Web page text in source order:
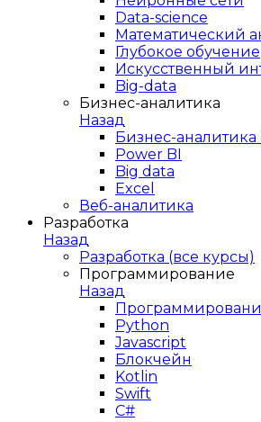
Data-science
Математический
Глубокое обучение
Искусственный
Big-data
Бизнес-аналитика
Назад
Бизнес-аналитика
Power BI
Big data
Excel
Веб-аналитика
Разработка
Назад
Разработка (все курсы)
Программирование
Назад
Python
Javascript
Блокчейн
Kotlin
Swift
C#